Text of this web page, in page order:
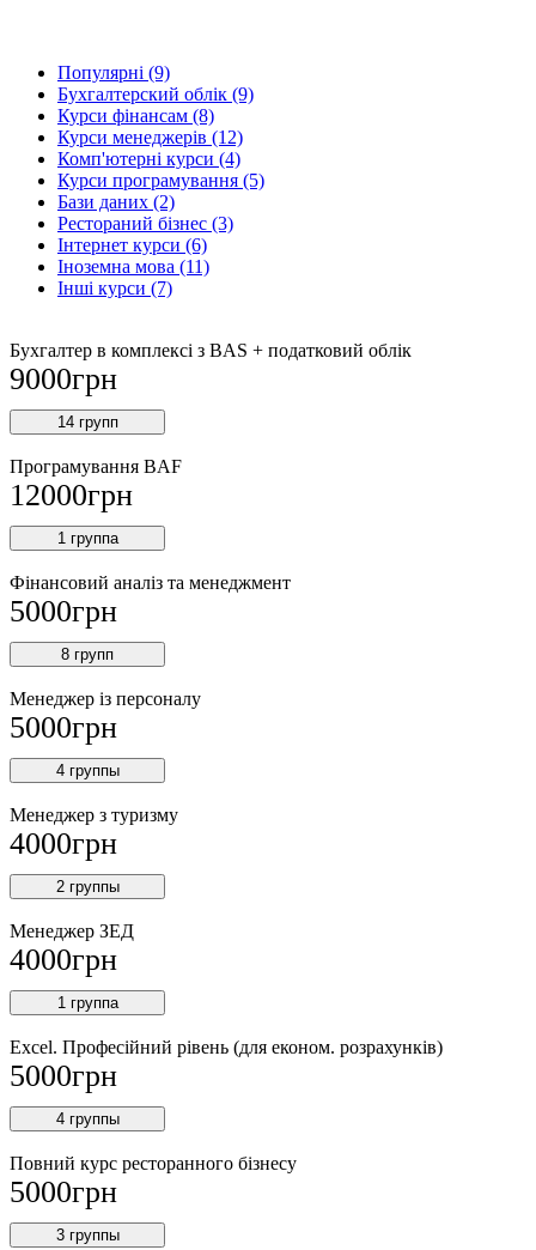
Популярнi (9)
Бухгалтерский облік (9)
Курси фінансам (8)
Курси менеджерів (12)
Комп'ютерні курси (4)
Курси програмування (5)
Бази даних (2)
Рестораний бізнес (3)
Інтернет курси (6)
Іноземна мова (11)
Інші курси (7)
Бухгалтер в комплексі з BAS + податковий облік
9000грн
14 групп
Програмування BAF
12000грн
1 группа
Фінансовий аналіз та менеджмент
5000грн
8 групп
Менеджер із персоналу
5000грн
4 группы
Менеджер з туризму
4000грн
2 группы
Менеджер ЗEД
4000грн
1 группа
Excel. Професійний рівень (для економ. розрахунків)
5000грн
4 группы
Повний курс ресторанного бізнесу
5000грн
3 группы